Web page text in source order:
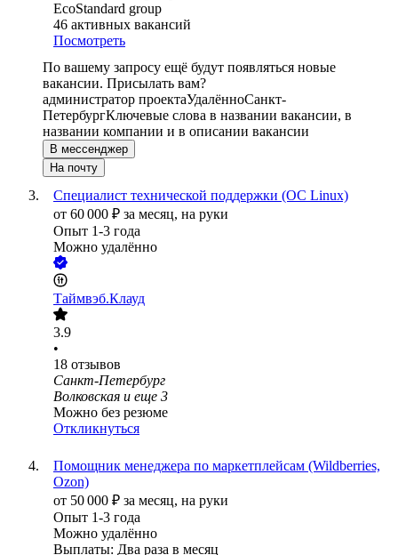
EcoStandard group
46 активных вакансий
Посмотреть
По вашему запросу ещё будут появляться новые
вакансии. Присылать вам?
администратор проектаУдалённоСанкт-
ПетербургКлючевые слова в названии вакансии, в
названии компании и в описании вакансии
В мессенджер
На почту
Специалист технической поддержки (ОС Linux)
от 60 000 ₽ за месяц, на руки
Опыт 1-3 года
Можно удалённо
Таймвэб.Клауд
3.9
•
18 отзывов
Санкт-Петербург
Волковская и еще 3
Можно без резюме
Откликнуться
Помощник менеджера по маркетплейсам (Wildberries,
Ozon)
от 50 000 ₽ за месяц, на руки
Опыт 1-3 года
Можно удалённо
Выплаты: Два раза в месяц